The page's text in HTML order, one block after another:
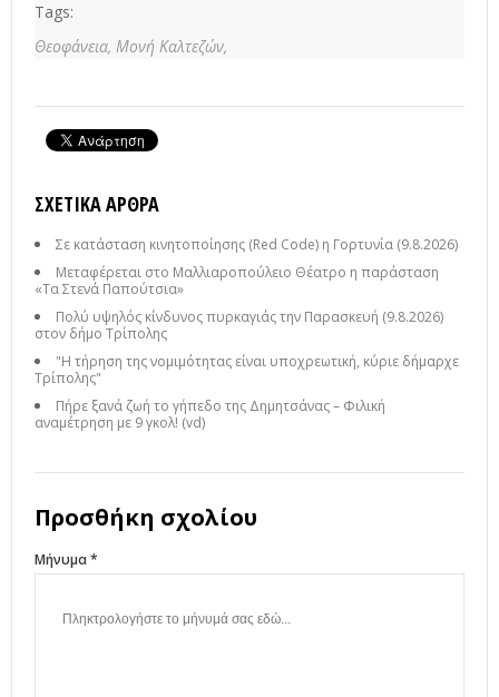
Tags:
Θεοφάνεια, Μονή Καλτεζών,
ΣΧΕΤΙΚΆ ΆΡΘΡΑ
Σε κατάσταση κινητοποίησης (Red Code) η Γορτυνία (9.8.2026)
Μεταφέρεται στο Μαλλιαροπούλειο Θέατρο η παράσταση
«Τα Στενά Παπούτσια»
Πολύ υψηλός κίνδυνος πυρκαγιάς την Παρασκευή (9.8.2026)
στον δήμο Τρίπολης
"Η τήρηση της νομιμότητας είναι υποχρεωτική, κύριε δήμαρχε
Τρίπολης"
Πήρε ξανά ζωή το γήπεδο της Δημητσάνας – Φιλική
αναμέτρηση με 9 γκολ! (vd)
Προσθήκη σχολίου
Μήνυμα *